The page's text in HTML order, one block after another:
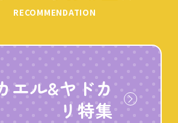
RECOMMENDATION
エル&ヤドカ
リ特集